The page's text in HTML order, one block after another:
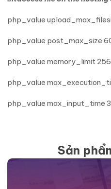
php_value
php_value post_max_size
php_value memory_limit
php_value
php_value max_input_time
Sản